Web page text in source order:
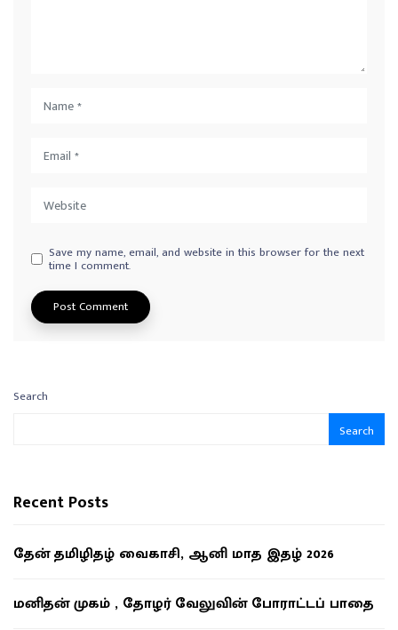
Save my name, email, and website in this browser for the next
time I comment.
Search
Search
Recent Posts
தேன் தமிழிதழ் வைகாசி, ஆனி மாத இதழ் 2026
மனிதன் முகம் , தோழர் வேலுவின் போராட்டப் பாதை